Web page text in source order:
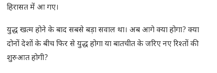
हिरासत में आ गए।
युद्ध खत्म होने के बाद सबसे बड़ा सवाल था। अब आगे क्या होगा? क्या
दोनों देशों के बीच फिर से युद्ध होगा या बातचीत के जरिए नए रिश्तों की
शुरुआत होगी?